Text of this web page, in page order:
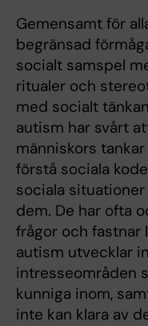
Gemensamt för
begränsad
socialt samspel
ritualer och
med socialt
autism har svårt
människors
förstå sociala
sociala
dem. De har ofta
frågor och fastnar
autism utvecklar
intresseområden
kunniga inom,
inte kan klara av